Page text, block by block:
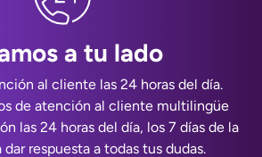
a tu lado
al cliente las 24 horas del día.
de atención al cliente multilingüe
las 24 horas del día, los 7 días de la
dar respuesta a todas tus dudas.